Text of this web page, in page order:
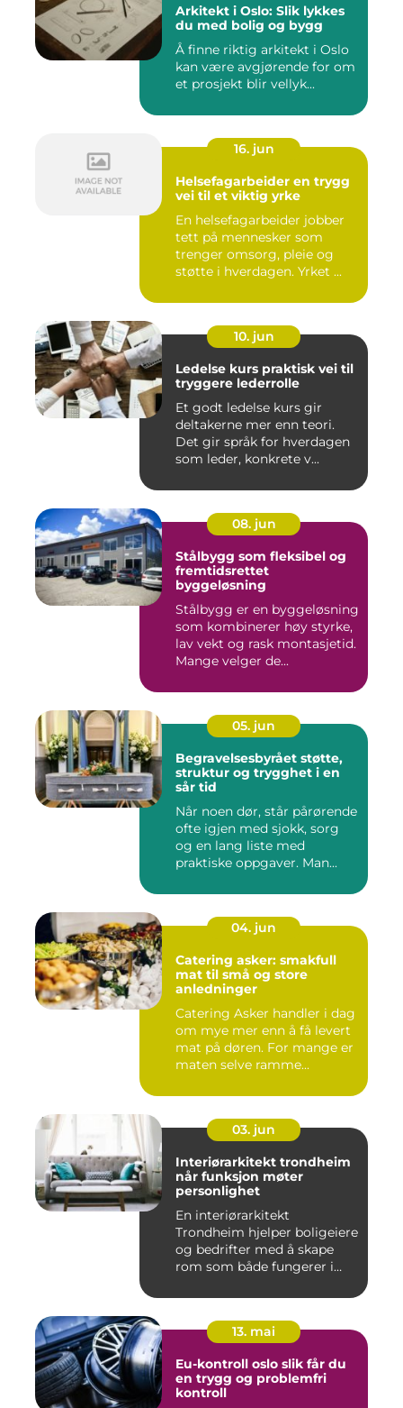
Arkitekt i Oslo: Slik lykkes
du med bolig og bygg
Å finne riktig arkitekt i Oslo
kan være avgjørende for om
et prosjekt blir vellyk...
16. jun
Helsefagarbeider en trygg
vei til et viktig yrke
En helsefagarbeider jobber
tett på mennesker som
trenger omsorg, pleie og
støtte i hverdagen. Yrket ...
10. jun
Ledelse kurs praktisk vei til
tryggere lederrolle
Et godt ledelse kurs gir
deltakerne mer enn teori.
Det gir språk for hverdagen
som leder, konkrete v...
08. jun
Stålbygg som fleksibel og
fremtidsrettet
byggeløsning
Stålbygg er en byggeløsning
som kombinerer høy styrke,
lav vekt og rask montasjetid.
Mange velger de...
05. jun
Begravelsesbyrået støtte,
struktur og trygghet i en
sår tid
Når noen dør, står pårørende
ofte igjen med sjokk, sorg
og en lang liste med
praktiske oppgaver. Man...
04. jun
Catering asker: smakfull
mat til små og store
anledninger
Catering Asker handler i dag
om mye mer enn å få levert
mat på døren. For mange er
maten selve ramme...
03. jun
Interiørarkitekt trondheim
når funksjon møter
personlighet
En interiørarkitekt
Trondheim hjelper boligeiere
og bedrifter med å skape
rom som både fungerer i
13. mai
Eu-kontroll oslo slik får du
en trygg og problemfri
kontroll